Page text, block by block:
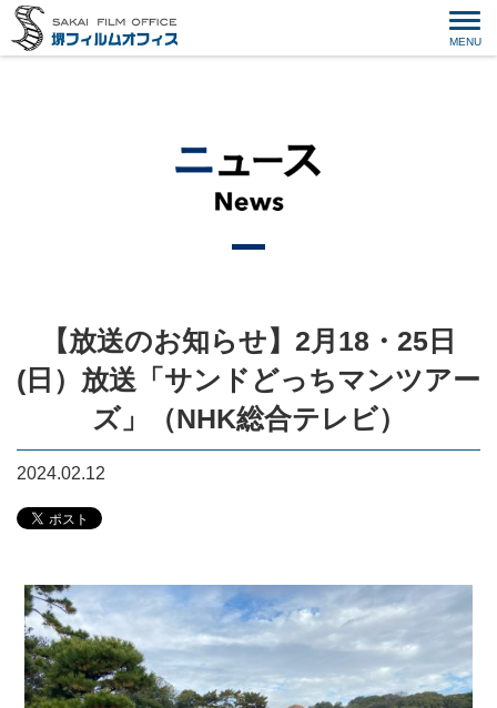
【放送のお知らせ】2月18・25日
(日）放送「サンドどっちマンツアー
ズ」（NHK総合テレビ）
2024.02.12